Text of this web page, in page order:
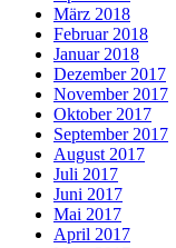
März 2018
Februar 2018
Januar 2018
Dezember 2017
November 2017
Oktober 2017
September 2017
August 2017
Juli 2017
Juni 2017
Mai 2017
April 2017